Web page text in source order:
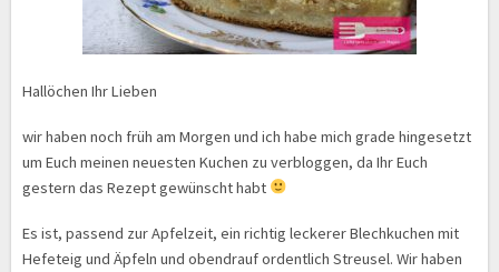
Hallöchen Ihr Lieben
wir haben noch früh am Morgen und ich habe mich grade hingesetzt
um Euch meinen neuesten Kuchen zu verbloggen, da Ihr Euch
gestern das Rezept gewünscht habt
Es ist, passend zur Apfelzeit, ein richtig leckerer Blechkuchen mit
Hefeteig und Äpfeln und obendrauf ordentlich Streusel. Wir haben